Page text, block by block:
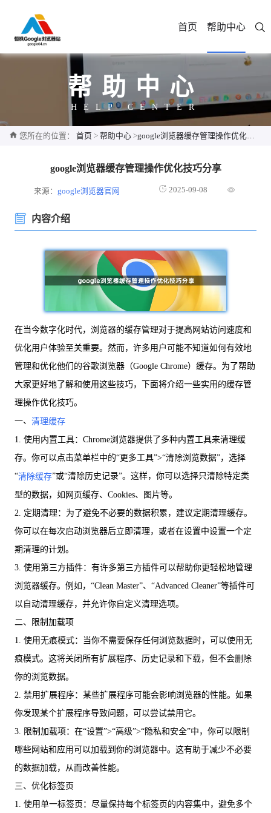
首页 帮助中心
帮助中心
HELP CENTER
您所在的位置： 首页 > 帮助中心 >google浏览器缓存管理操作优化技巧分享
google浏览器缓存管理操作优化技巧分享
来源：google浏览器官网 2025-09-08
内容介绍
在当今数字化时代，浏览器的缓存管理对于提高网站访问速度和
优化用户体验至关重要。然而，许多用户可能不知道如何有效地
管理和优化他们的谷歌浏览器（Google Chrome）缓存。为了帮助
大家更好地了解和使用这些技巧，下面将介绍一些实用的缓存管
理操作优化技巧。
一、 清理缓存
1. 使用内置工具：Chrome浏览器提供了多种内置工具来清理缓
存。你可以点击菜单栏中的“更多工具”>“清除浏览数据”，选择
“清除缓存”或“清除历史记录”。这样，你可以选择只清除特定类
型的数据，如网页缓存、Cookies、图片等。
2. 定期清理：为了避免不必要的数据积累，建议定期清理缓存。
你可以在每次启动浏览器后立即清理，或者在设置中设置一个定
期清理的计划。
3. 使用第三方插件：有许多第三方插件可以帮助你更轻松地管理
浏览器缓存。例如，“Clean Master”、“Advanced Cleaner”等插件可
以自动清理缓存，并允许你自定义清理选项。
二、限制加载项
1. 使用无痕模式：当你不需要保存任何浏览数据时，可以使用无
痕模式。这将关闭所有扩展程序、历史记录和下载，但不会删除
你的浏览数据。
2. 禁用扩展程序：某些扩展程序可能会影响浏览器的性能。如果
你发现某个扩展程序导致问题，可以尝试禁用它。
3. 限制加载项：在“设置”>“高级”>“隐私和安全”中，你可以限制
哪些网站和应用可以加载到你的浏览器中。这有助于减少不必要
的数据加载，从而改善性能。
三、优化标签页
1. 使用单一标签页：尽量保持每个标签页的内容集中，避免多个